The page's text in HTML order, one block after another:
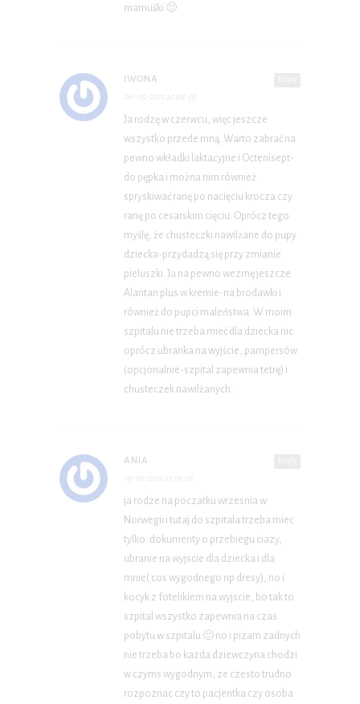
mamuśki 🙂
IWONA
06-05-2011 at 08:58
Ja rodzę w czerwcu, więc jeszcze
wszystko przede mną. Warto zabrać na
pewno wkładki laktacyjne i Octenisept-
do pępka i można nim również
spryskiwać ranę po nacięciu krocza czy
ranę po cesarskim cięciu. Oprócz tego
myślę, że chusteczki nawilżane do pupy
dziecka-przydadzą się przy zmianie
pieluszki. Ja na pewno wezmę jeszcze
Alantan plus w kremie-na brodawki i
również do pupci maleństwa. W moim
szpitalu nie trzeba mieć dla dziecka nic
oprócz ubranka na wyjście, pampersów
(opcjonalnie-szpital zapewnia tetrę) i
chusteczek nawilżanych.
ANIA
19-05-2011 at 19:05
ja rodze na poczatku wrzesnia w
Norwegii i tutaj do szpitala trzeba miec
tylko: dokumenty o przebiegu ciazy,
ubranie na wyjscie dla dziecka i dla
mnie( cos wygodnego np dresy), no i
kocyk z fotelikiem na wyjscie, bo tak to
szpital wszystko zapewnia na czas
pobytu w szpitalu 🙂 no i pizam zadnych
nie trzeba bo kazda dziewczyna chodzi
w czyms wygodnym, ze czesto trudno
rozpoznac czy to pacjentka czy osoba